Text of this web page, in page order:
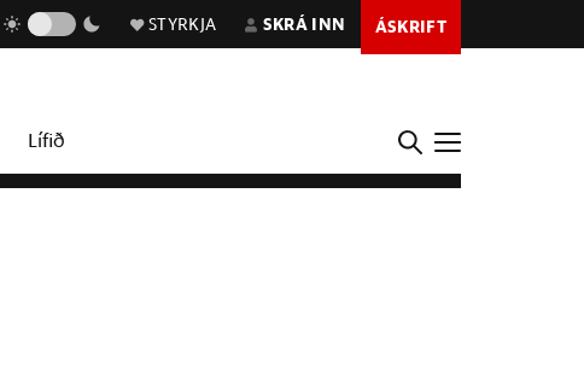
STYRKJA SKRÁ INN ÁSKRIFT
Lífið